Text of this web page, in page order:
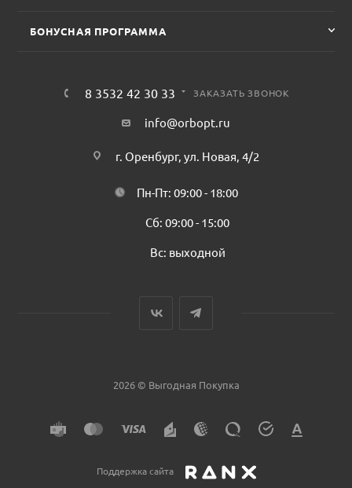
БОНУСНАЯ ПРОГРАММА
8 3532 42 30 33 ЗАКАЗАТЬ ЗВОНОК
info@orbopt.ru
г. Оренбург, ул. Новая, 4/2
Пн-Пт: 09:00 - 18:00
Сб: 09:00 - 15:00
Вс: выходной
2026 © Выгодная Покупка
Поддержка сайта